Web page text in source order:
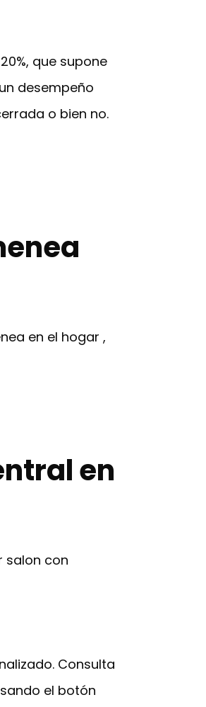
que supone
desempeño
o bien no.
en el hogar ,
en
salon con
Consulta
el botón